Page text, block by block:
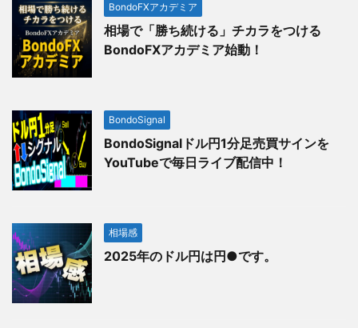
BondoFXアカデミア
相場で「勝ち続ける」チカラをつける
BondoFXアカデミア始動！
BondoSignal
BondoSignalドル円1分足売買サインを
YouTubeで毎日ライブ配信中！
相場感
2025年のドル円は円●です。